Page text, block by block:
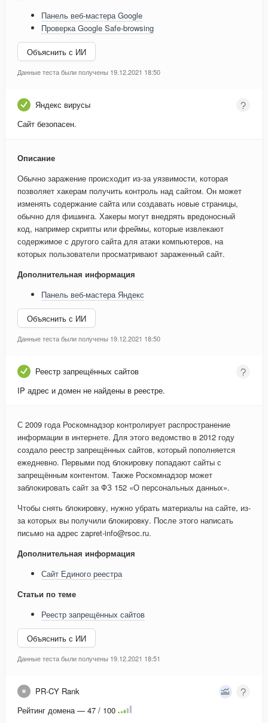
Панель веб-мастера Google
Проверка Google Safe-browsing
Объяснить с ИИ
Данные теста были получены 19.12.2021 18:50
Яндекс вирусы
Сайт безопасен.
Описание
Обычно заражение происходит из-за уязвимости, которая
позволяет хакерам получить контроль над сайтом. Он может
изменять содержание сайта или создавать новые страницы,
обычно для фишинга. Хакеры могут внедрять вредоносный
код, например скрипты или фреймы, которые извлекают
содержимое с другого сайта для атаки компьютеров, на
которых пользователи просматривают зараженный сайт.
Дополнительная информация
Панель веб-мастера Яндекс
Объяснить с ИИ
Данные теста были получены 19.12.2021 18:50
Реестр запрещённых сайтов
IP адрес и домен не найдены в реестре.
С 2009 года Роскомнадзор контролирует распространение
информации в интернете. Для этого ведомство в 2012 году
создало реестр запрещённых сайтов, который пополняется
ежедневно. Первыми под блокировку попадают сайты с
запрещённым контентом. Также Роскомнадзор может
заблокировать сайт за ФЗ 152 «О персональных данных».
Чтобы снять блокировку, нужно убрать материалы на сайте, из-
за которых вы получили блокировку. После этого написать
письмо на адрес zapret-info@rsoc.ru.
Дополнительная информация
Сайт Единого реестра
Статьи по теме
Реестр запрещённых сайтов
Объяснить с ИИ
Данные теста были получены 19.12.2021 18:51
PR-CY Rank
Рейтинг домена — 47 / 100